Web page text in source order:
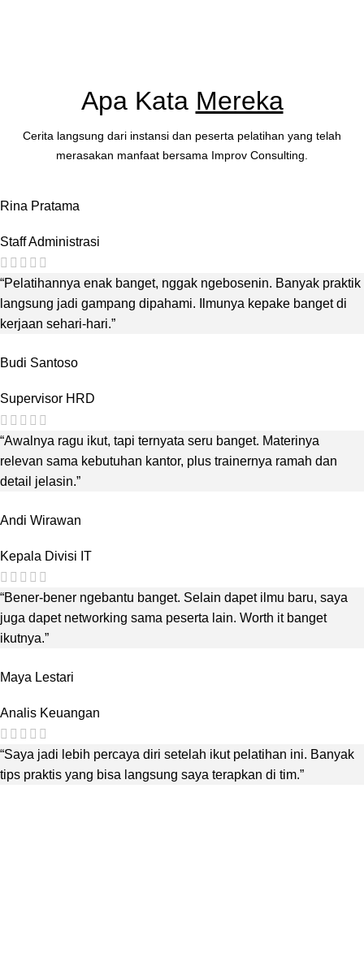
Apa Kata Mereka
Cerita langsung dari instansi dan peserta pelatihan yang telah
merasakan manfaat bersama Improv Consulting.
Rina Pratama
Staff Administrasi
“Pelatihannya enak banget, nggak ngebosenin. Banyak praktik
langsung jadi gampang dipahami. Ilmunya kepake banget di
kerjaan sehari-hari.”
Budi Santoso
Supervisor HRD
“Awalnya ragu ikut, tapi ternyata seru banget. Materinya
relevan sama kebutuhan kantor, plus trainernya ramah dan
detail jelasin.”
Andi Wirawan
Kepala Divisi IT
“Bener-bener ngebantu banget. Selain dapet ilmu baru, saya
juga dapet networking sama peserta lain. Worth it banget
ikutnya.”
Maya Lestari
Analis Keuangan
“Saya jadi lebih percaya diri setelah ikut pelatihan ini. Banyak
tips praktis yang bisa langsung saya terapkan di tim.”